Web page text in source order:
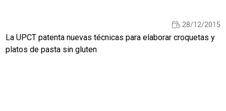
28/12/2015
La UPCT patenta nuevas técnicas para elaborar croquetas y
platos de pasta sin gluten